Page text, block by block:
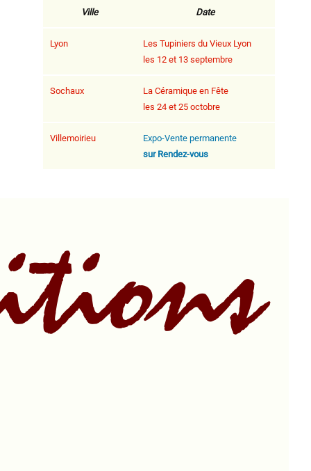
Ville Date
Lyon
Les Tupiniers du Vieux Lyon
les 12 et 13 septembre
Sochaux
La Céramique en Fête
les 24 et 25 octobre
Villemoirieu
Expo-Vente permanente
sur Rendez-vous